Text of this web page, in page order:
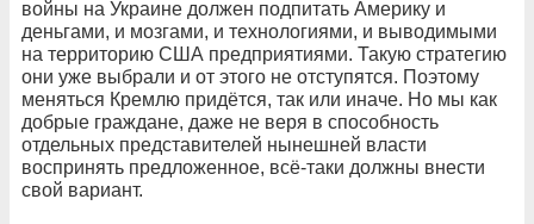
войны на Украине должен подпитать Америку и
деньгами, и мозгами, и технологиями, и выводимыми
на территорию США предприятиями. Такую стратегию
они уже выбрали и от этого не отступятся. Поэтому
меняться Кремлю придётся, так или иначе. Но мы как
добрые граждане, даже не веря в способность
отдельных представителей нынешней власти
воспринять предложенное, всё-таки должны внести
свой вариант.